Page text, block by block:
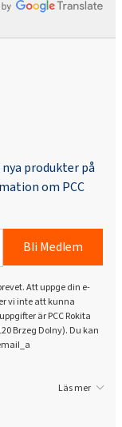
produkter på
om PCC
Bli Medlem
Att uppge din e-
vi inte att kunna
är PCC Rokita
Brzeg Dolny). Du kan
Läs mer